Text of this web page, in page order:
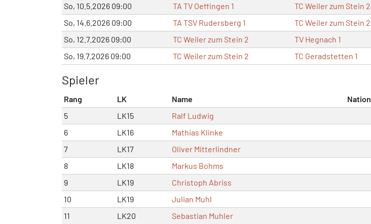
So, 10.5.2026 09:00
TA TV Oeffingen 1 TC Weiler zum Stein 2
So, 14.6.2026 09:00
TA TSV Rudersberg 1 TC Weiler zum Stein 2
So, 12.7.2026 09:00
TC Weiler zum Stein 2 TV Hegnach 1
So, 19.7.2026 09:00
TC Weiler zum Stein 2 TC Geradstetten 1
Spieler
Rang LK Name Nation
5
LK15 Ralf Ludwig
6
LK16 Mathias Klinke
7
LK17 Oliver Mitterlindner
8
LK18 Markus Bohms
9
LK19 Christoph Abriss
10
LK19 Julian Muhl
11
LK20 Sebastian Muhler